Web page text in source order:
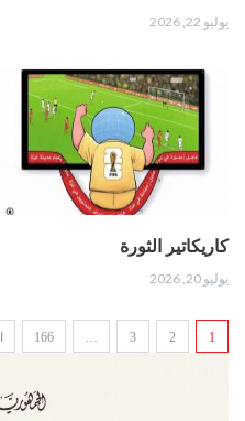
يوليو 22, 2026
كاريكاتير الثورة
يوليو 20, 2026
1
2
3
…
166